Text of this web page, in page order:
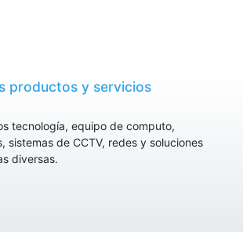
productos y servicios
tecnología, equipo de computo,
sistemas de CCTV, redes y soluciones
diversas.